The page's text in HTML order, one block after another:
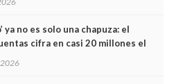
ya no es solo una chapuza: el
cifra en casi 20 millones el
los trenes que no cabían por los
2026